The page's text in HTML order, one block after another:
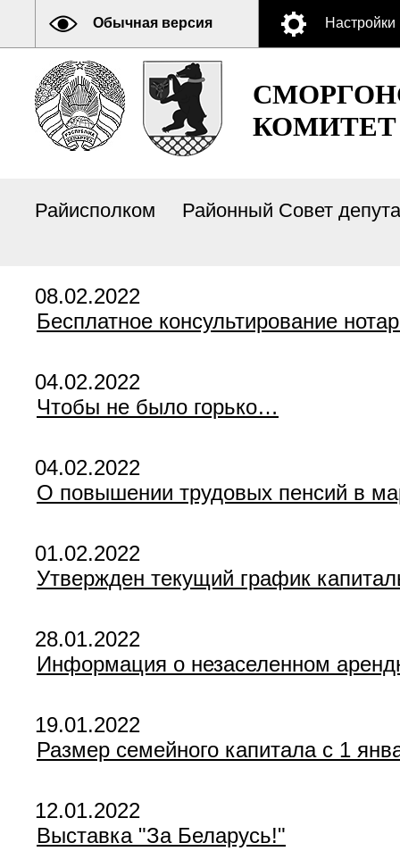
Обычная версия Настройки
КОМИТЕТ
Райисполком Районный Совет
08.02.2022
Бесплатное консультирование
04.02.2022
Чтобы не было горько…
04.02.2022
О повышении трудовых пенсий в
01.02.2022
Утвержден текущий график
28.01.2022
Информация о незаселенном
19.01.2022
Размер семейного капитала с 1
12.01.2022
Выставка "За Беларусь!"